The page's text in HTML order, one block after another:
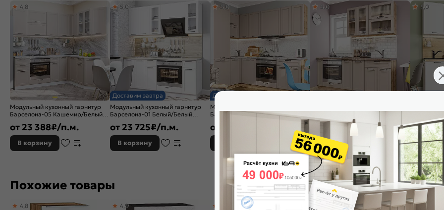
Расположение:
Назначение кухонного шкафа:
Шкаф
Модульный кухонный гарнитур
Барселона-05 Кашемир/Белый
2140x2200/1600x600
4,8
от 23 388₽/п.м.
В корзину
Доставим завтра
Модульный кухонный гарнитур
Барселона-01 Белый/Белый
5,0
от 23 725₽/п.м.
В корзину
Доставим завтра
Модульный кухонный гарнитур
Барселона-04 Кашемир/Дуб
5,0
от
Вотан 2140x2000x600
5,0
28 170₽/п.м.
В корзину
Доставим
5,0
от25
В
Похожие товары
4,8 4,9 4,9